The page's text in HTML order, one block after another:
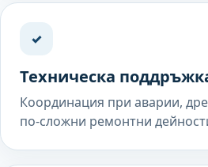
✓
Техническа
Координация при аварии,
по-сложни ремонтни